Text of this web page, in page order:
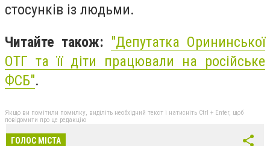
стосунків із людьми.
Читайте також: "Депутатка Орининської
ОТГ та її діти працювали на російське
ФСБ".
Якщо ви помітили помилку, виділіть необхідний текст і натисніть Ctrl + Enter, щоб
повідомити про це редакцію
ГОЛОС МІСТА